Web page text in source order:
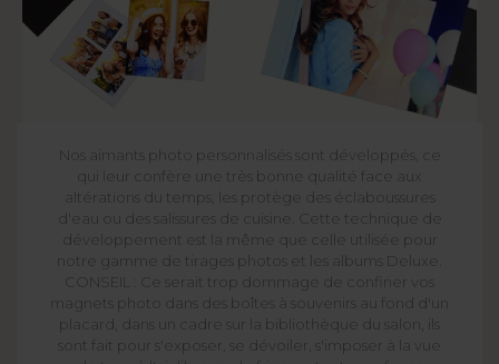
Nos aimants photo personnalisés sont développés, ce
qui leur confère une très bonne qualité face aux
altérations du temps, les protège des éclaboussures
d'eau ou des salissures de cuisine. Cette technique de
développement est la même que celle utilisée pour
notre gamme de tirages photos et les albums Deluxe.
CONSEIL : Ce serait trop dommage de confiner vos
magnets photo dans des boîtes à souvenirs au fond d'un
placard, dans un cadre sur la bibliothèque du salon, ils
sont fait pour s'exposer, se dévoiler, s'imposer à la vue